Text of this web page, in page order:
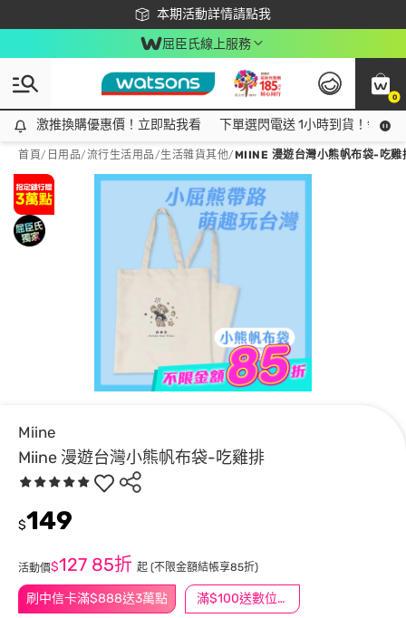
本期活動詳情請點我
下載app最高回饋$350
屈臣氏線上服務
0
激推換購優惠價！立即點我看
激推換購優惠價！立即點我看 下單選閃電送 1小時到貨！領神
首頁/ 日用品/流行生活用品/生活雜貨其他/MIINE 漫遊台灣小熊帆布袋-吃雞
Miine
Miine 漫遊台灣小熊帆布袋-吃雞排
刷中信卡滿$888送3萬點 滿$100送數位印花
$149
活動價$127 85折 起 (不限金額結帳享85折)